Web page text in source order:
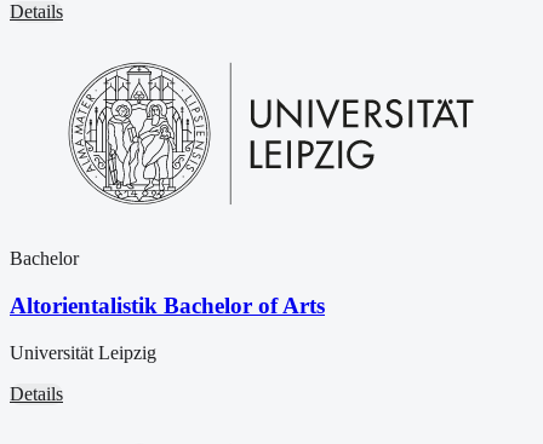
Details
Bachelor
Altorientalistik Bachelor of Arts
Universität Leipzig
Details